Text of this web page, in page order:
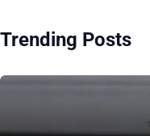
Trending Posts